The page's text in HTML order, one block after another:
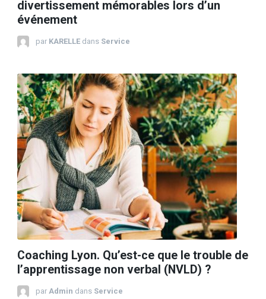
divertissement mémorables lors d’un
événement
par KARELLE dans Service
Coaching Lyon. Qu’est-ce que le trouble de
l’apprentissage non verbal (NVLD) ?
par Admin dans Service